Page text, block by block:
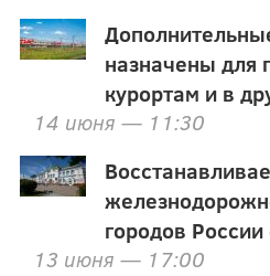
назначены для
курортам и в
14 июня — 11:30
городов
13 июня — 17:00